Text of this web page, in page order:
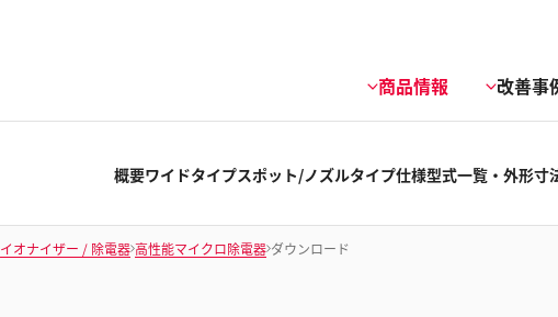
商品情報 改善事
概要ワイドタイプスポット/ノズルタイプ仕様型式一覧・外形寸
イオナイザー / 除電器 高性能マイクロ除電器 ダウンロード